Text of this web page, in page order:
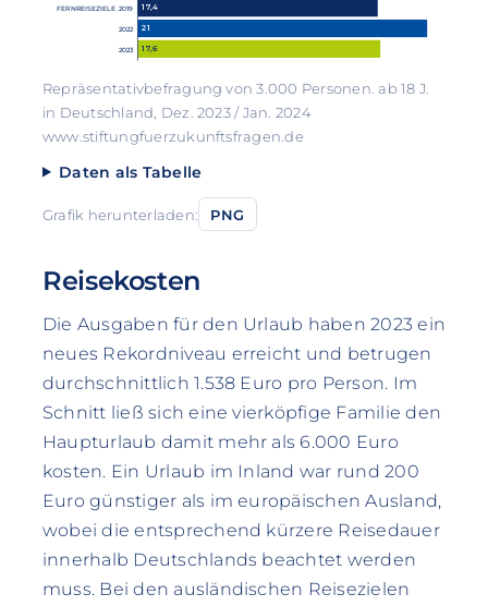
FERNREISEZIELE 2019 17,4
2022 21
2023 17,6
Repräsentativbefragung von 3.000 Personen. ab 18 J.
in Deutschland, Dez. 2023 / Jan. 2024
www.stiftungfuerzukunftsfragen.de
Daten als Tabelle
Grafik herunterladen: PNG
Reisekosten
Die Ausgaben für den Urlaub haben 2023 ein
neues Rekordniveau erreicht und betrugen
durchschnittlich 1.538 Euro pro Person. Im
Schnitt ließ sich eine vierköpfige Familie den
Haupturlaub damit mehr als 6.000 Euro
kosten. Ein Urlaub im Inland war rund 200
Euro günstiger als im europäischen Ausland,
wobei die entsprechend kürzere Reisedauer
innerhalb Deutschlands beachtet werden
muss. Bei den ausländischen Reisezielen